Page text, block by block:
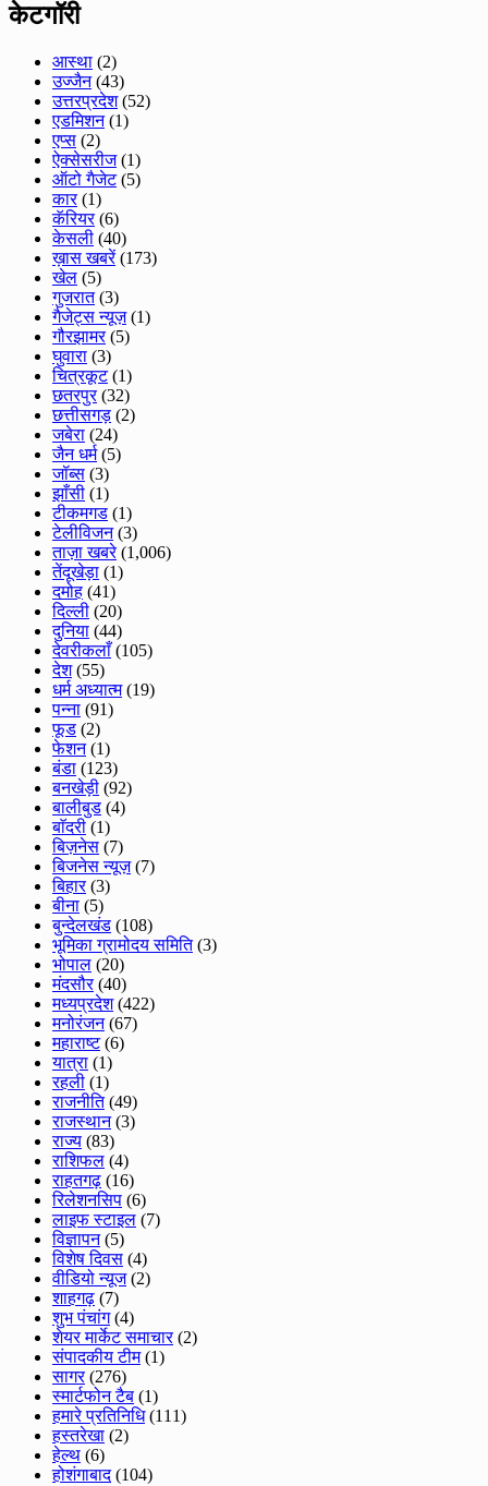
केटगॉरी
आस्था (2)
उज्जैन(43)
उत्तरप्रदेश(52)
एडमिशन(1)
एप्स (2)
ऐक्सेसरीज(1)
ऑटो गैजेट(5)
कार(1)
कॅरियर(6)
केसली (40)
ख़ास खबरें(173)
खेल (5)
गुजरात(3)
गैजेट्स न्यूज़(1)
गौरझामर(5)
घुवारा (3)
चित्रकूट(1)
छतरपुर(32)
छत्तीसगड़ (2)
जबेरा (24)
जैन धर्म(5)
जॉब्स (3)
झाँसी (1)
टीकमगड (1)
टेलीविजन(3)
ताज़ा खबरे(1,006)
तेंदूखेड़ा (1)
दमोह (41)
दिल्ली (20)
दुनिया (44)
देवरीकलाँ(105)
देश(55)
धर्म अध्यात्म(19)
पन्ना (91)
फूड (2)
फेशन(1)
बंडा (123)
बनखेड़ी (92)
बालीबुड (4)
बाॅदरी (1)
बिज़नेस (7)
बिजनेस न्यूज़(7)
बिहार(3)
बीना (5)
बुन्देलखंड (108)
भूमिका ग्रामोदय समिति(3)
भोपाल (20)
मंदसौर(40)
मध्यप्रदेश(422)
मनोरंजन(67)
महाराष्ट(6)
यात्रा (1)
रहली (1)
राजनीति(49)
राजस्थान(3)
राज्य (83)
राशिफल (4)
राहतगढ़ (16)
रिलेशनसिप (6)
लाइफ स्टाइल (7)
विज्ञापन(5)
विशेष दिवस (4)
वीडियो न्यूज(2)
शाहगढ़ (7)
शुभ पंचांग(4)
शेयर मार्केट समाचार(2)
संपादकीय टीम(1)
सागर(276)
स्मार्टफोन टैब (1)
हमारे प्रतिनिधि(111)
हस्तरेखा (2)
हेल्थ (6)
होशंगाबाद(104)